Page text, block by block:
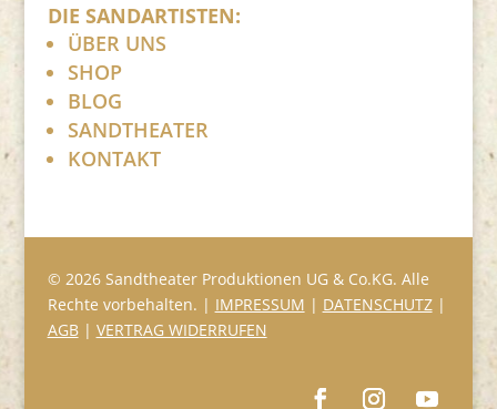
DIE SANDARTISTEN:
ÜBER UNS
SHOP
BLOG
SANDTHEATER
KONTAKT
© 2026 Sandtheater Produktionen UG & Co.KG. Alle
Rechte vorbehalten. | IMPRESSUM | DATENSCHUTZ|
AGB| VERTRAG WIDERRUFEN